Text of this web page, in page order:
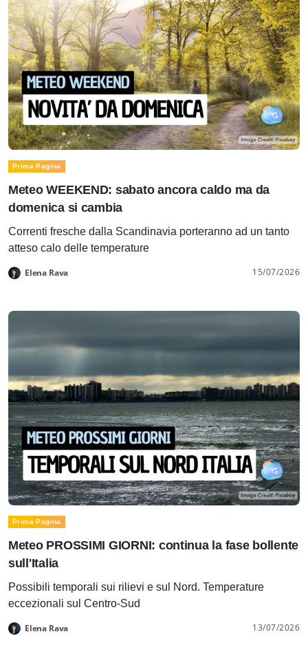
Prima Pagina
Meteo WEEKEND: sabato ancora caldo ma da
domenica si cambia
Correnti fresche dalla Scandinavia porteranno ad un tanto
atteso calo delle temperature
Elena Rava 15/07/2026
Prima Pagina
Meteo PROSSIMI GIORNI: continua la fase bollente
sull'Italia
Possibili temporali sui rilievi e sul Nord. Temperature
eccezionali sul Centro-Sud
Elena Rava 13/07/2026